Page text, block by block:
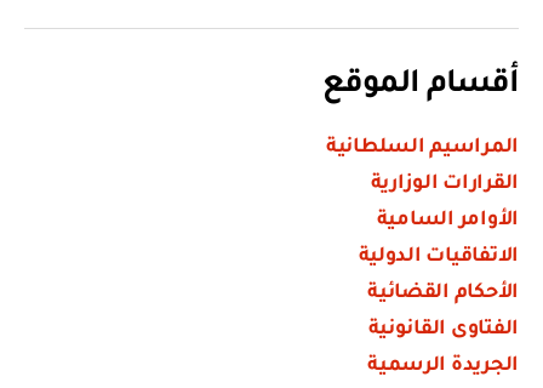
أقسام الموقع
المراسيم السلطانية
القرارات الوزارية
الأوامر السامية
الاتفاقيات الدولية
الأحكام القضائية
الفتاوى القانونية
الجريدة الرسمية